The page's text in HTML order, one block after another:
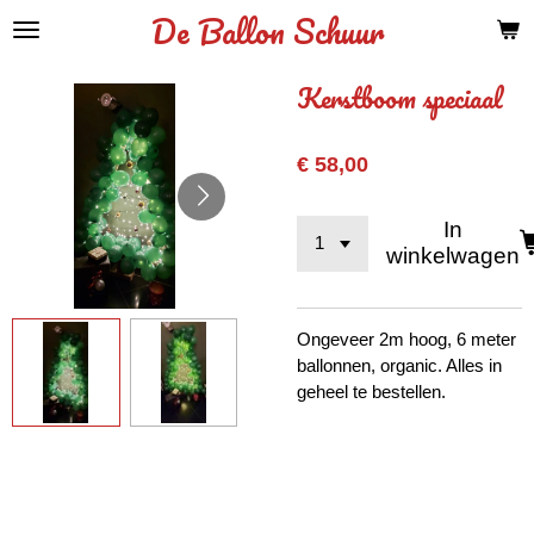
Ga
hoofdinhoud
De Ballon Schuur
Kerstboom speciaal
€ 58,00
In
winkelwagen
Ongeveer 2m hoog, 6 meter
ballonnen, organic. Alles in
geheel te bestellen.